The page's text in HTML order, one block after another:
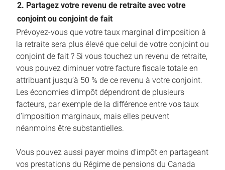
2. Partagez votre revenu de retraite avec votre
conjoint ou conjoint de fait
Prévoyez-vous que votre taux marginal d’imposition à
la retraite sera plus élevé que celui de votre conjoint ou
conjoint de fait ? Si vous touchez un revenu de retraite,
vous pouvez diminuer votre facture fiscale totale en
attribuant jusqu’à 50 % de ce revenu à votre conjoint.
Les économies d’impôt dépendront de plusieurs
facteurs, par exemple de la différence entre vos taux
d’imposition marginaux, mais elles peuvent
néanmoins être substantielles.
Vous pouvez aussi payer moins d’impôt en partageant
vos prestations du Régime de pensions du Canada